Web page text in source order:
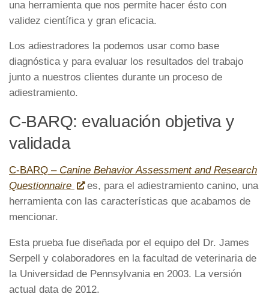
una herramienta que nos permite hacer ésto con
validez científica y gran eficacia.
Los adiestradores la podemos usar como base
diagnóstica y para evaluar los resultados del trabajo
junto a nuestros clientes durante un proceso de
adiestramiento.
C-BARQ: evaluación objetiva y
validada
C-BARQ – Canine Behavior Assessment and Research
Questionnaire
es, para el adiestramiento canino, una
herramienta con las características que acabamos de
mencionar.
Esta prueba fue diseñada por el equipo del Dr. James
Serpell y colaboradores en la facultad de veterinaria de
la Universidad de Pennsylvania en 2003. La versión
actual data de 2012.